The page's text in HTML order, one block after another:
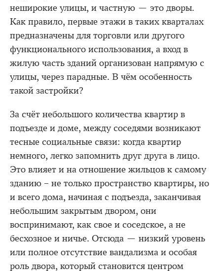
неширокие улицы, и частную — это дворы.
Как правило, первые этажи в таких кварталах
предназначены для торговли или другого
функционального использования, а вход в
жилую часть зданий организован напрямую с
улицы, через парадные. В чём особенность
такой застройки?
За счёт небольшого количества квартир в
подъезде и доме, между соседями возникают
тесные социальные связи: когда квартир
немного, легко запомнить друг друга в лицо.
Это влияет и на отношение жильцов к самому
зданию – не только пространство квартиры, но
и всего дома, начиная с подъезда, заканчивая
небольшим закрытым двором, они
воспринимают, как свое и соседское, а не
бесхозное и ничье. Отсюда — низкий уровень
или полное отсутствие вандализма и особая
роль двора, который становится центром